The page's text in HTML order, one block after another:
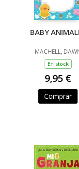
BABY
MACHELL,
En stock
9,95 €
Comprar